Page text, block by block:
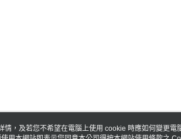
，及若您不希望在電腦上使用 cookie 時應如何變更電